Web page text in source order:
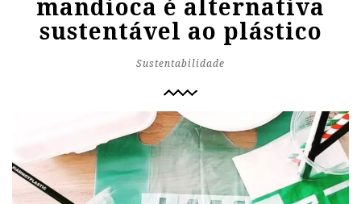
mandioca é alternativa
sustentável ao plástico
Sustentabilidade